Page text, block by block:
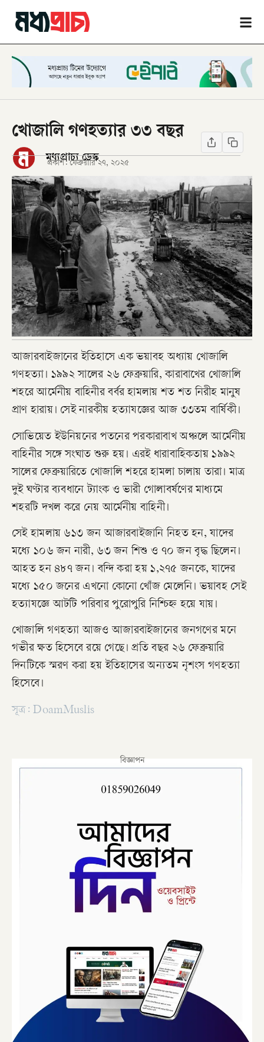
খোজালি গণহত্যার ৩৩ বছর
মধ্যপ্রাচ্য ডেস্ক
প্রকাশ: ফেব্রুয়ারি ২৭, ২০২৫
আজারবাইজানের ইতিহাসে এক ভয়াবহ অধ্যায় খোজালি
গণহত্যা। ১৯৯২ সালের ২৬ ফেব্রুয়ারি, কারাবাখের খোজালি
শহরে আর্মেনীয় বাহিনীর বর্বর হামলায় শত শত নিরীহ মানুষ
প্রাণ হারায়। সেই নারকীয় হত্যাযজ্ঞের আজ ৩৩তম বার্ষিকী।
সোভিয়েত ইউনিয়নের পতনের পরকারাবাখ অঞ্চলে আর্মেনীয়
বাহিনীর সঙ্গে সংঘাত শুরু হয়। এরই ধারাবাহিকতায় ১৯৯২
সালের ফেব্রুয়ারিতে খোজালি শহরে হামলা চালায় তারা। মাত্র
দুই ঘণ্টার ব্যবধানে ট্যাংক ও ভারী গোলাবর্ষণের মাধ্যমে
শহরটি দখল করে নেয় আর্মেনীয় বাহিনী।
সেই হামলায় ৬১৩ জন আজারবাইজানি নিহত হন, যাদের
মধ্যে ১০৬ জন নারী, ৬৩ জন শিশু ও ৭০ জন বৃদ্ধ ছিলেন।
আহত হন ৪৮৭ জন। বন্দি করা হয় ১,২৭৫ জনকে, যাদের
মধ্যে ১৫০ জনের এখনো কোনো খোঁজ মেলেনি। ভয়াবহ সেই
হত্যাযজ্ঞে আটটি পরিবার পুরোপুরি নিশ্চিহ্ন হয়ে যায়।
খোজালি গণহত্যা আজও আজারবাইজানের জনগণের মনে
গভীর ক্ষত হিসেবে রয়ে গেছে। প্রতি বছর ২৬ ফেব্রুয়ারি
দিনটিকে স্মরণ করা হয় ইতিহাসের অন্যতম নৃশংস গণহত্যা
হিসেবে।
সূত্র: DoamMuslis
বিজ্ঞাপন